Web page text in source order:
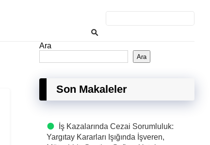
Ara
Ara
Son Makaleler
İş Kazalarında Cezai Sorumluluk:
Yargıtay Kararları Işığında İşveren,